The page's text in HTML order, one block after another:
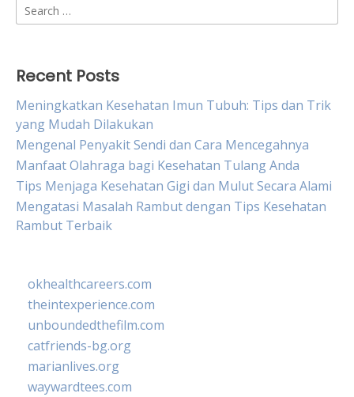
Search
for:
Recent Posts
Meningkatkan Kesehatan Imun Tubuh: Tips dan Trik
yang Mudah Dilakukan
Mengenal Penyakit Sendi dan Cara Mencegahnya
Manfaat Olahraga bagi Kesehatan Tulang Anda
Tips Menjaga Kesehatan Gigi dan Mulut Secara Alami
Mengatasi Masalah Rambut dengan Tips Kesehatan
Rambut Terbaik
okhealthcareers.com
theintexperience.com
unboundedthefilm.com
catfriends-bg.org
marianlives.org
waywardtees.com